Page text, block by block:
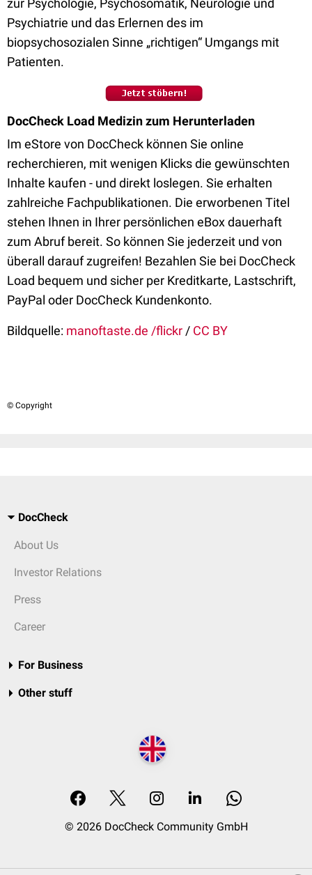
zur Psychologie, Psychosomatik, Neurologie und
Psychiatrie und das Erlernen des im
biopsychosozialen Sinne „richtigen“ Umgangs mit
Patienten.
DocCheck Load Medizin zum Herunterladen
Im eStore von DocCheck können Sie online
recherchieren, mit wenigen Klicks die gewünschten
Inhalte kaufen - und direkt loslegen. Sie erhalten
zahlreiche Fachpublikationen. Die erworbenen Titel
stehen Ihnen in Ihrer persönlichen eBox dauerhaft
zum Abruf bereit. So können Sie jederzeit und von
überall darauf zugreifen! Bezahlen Sie bei DocCheck
Load bequem und sicher per Kreditkarte, Lastschrift,
PayPal oder DocCheck Kundenkonto.
Bildquelle: manoftaste.de /flickr / CC BY
© Copyright
DocCheck
About Us
Investor Relations
Press
Career
For Business
Other stuff
© 2026 DocCheck Community GmbH